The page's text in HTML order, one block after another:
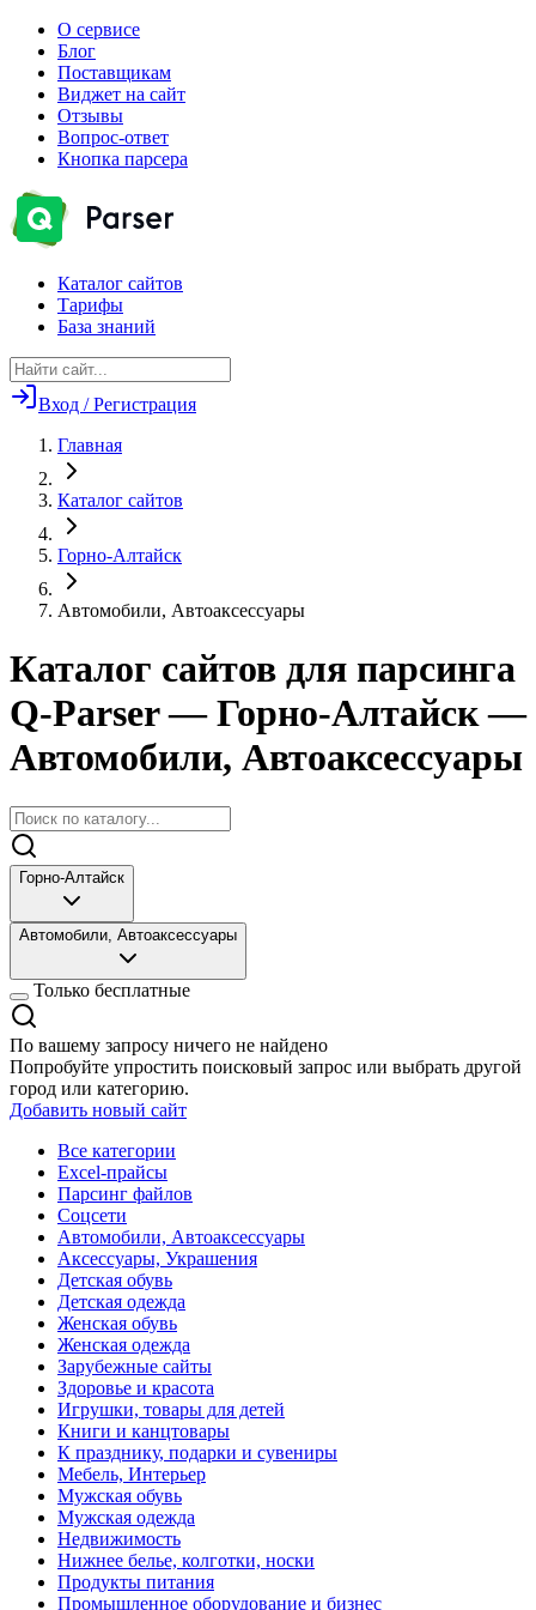
О сервисе
Блог
Поставщикам
Виджет на сайт
Отзывы
Вопрос-ответ
Кнопка парсера
Каталог сайтов
Тарифы
База знаний
Вход / Регистрация
Главная
Каталог сайтов
Горно-Алтайск
Автомобили, Автоаксессуары
Каталог сайтов для парсинга
Q-Parser— Горно-Алтайск —
Автомобили, Автоаксессуары
Горно-Алтайск
Автомобили, Автоаксессуары
Только бесплатные
По вашему запросу ничего не найдено
Попробуйте упростить поисковый запрос или выбрать другой
город или категорию.
Добавить новый сайт
Все категории
Excel-прайсы
Парсинг файлов
Соцсети
Автомобили, Автоаксессуары
Аксессуары, Украшения
Детская обувь
Детская одежда
Женская обувь
Женская одежда
Зарубежные сайты
Здоровье и красота
Игрушки, товары для детей
Книги и канцтовары
К празднику, подарки и сувениры
Мебель, Интерьер
Мужская обувь
Мужская одежда
Недвижимость
Нижнее белье, колготки, носки
Продукты питания
Промышленное оборудование и бизнес